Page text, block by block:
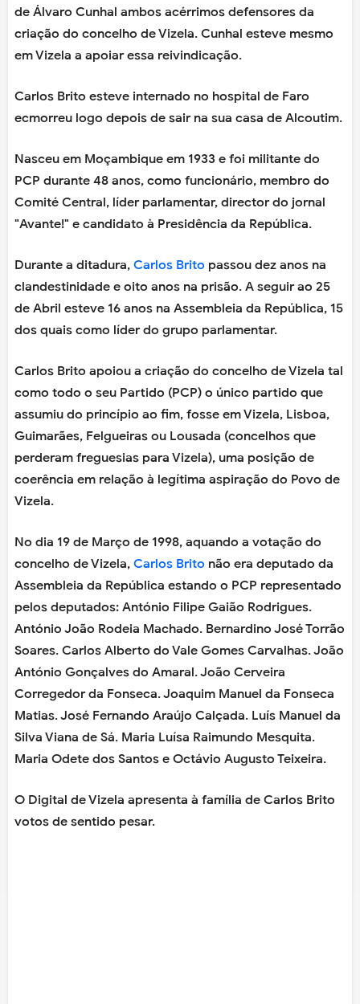
de Álvaro Cunhal ambos acérrimos defensores da
criação do concelho de Vizela. Cunhal esteve mesmo
em Vizela a apoiar essa reivindicação.
Carlos Brito esteve internado no hospital de Faro
ecmorreu logo depois de sair na sua casa de Alcoutim.
Nasceu em Moçambique em 1933 e foi militante do
PCP durante 48 anos, como funcionário, membro do
Comité Central, líder parlamentar, director do jornal
"Avante!" e candidato à Presidência da República.
Durante a ditadura, Carlos Brito passou dez anos na
clandestinidade e oito anos na prisão. A seguir ao 25
de Abril esteve 16 anos na Assembleia da República, 15
dos quais como líder do grupo parlamentar.
Carlos Brito apoiou a criação do concelho de Vizela tal
como todo o seu Partido (PCP) o único partido que
assumiu do princípio ao fim, fosse em Vizela, Lisboa,
Guimarães, Felgueiras ou Lousada (concelhos que
perderam freguesias para Vizela), uma posição de
coerência em relação à legítima aspiração do Povo de
Vizela.
No dia 19 de Março de 1998, aquando a votação do
concelho de Vizela, Carlos Brito não era deputado da
Assembleia da República estando o PCP representado
pelos deputados: António Filipe Gaião Rodrigues.
António João Rodeia Machado. Bernardino José Torrão
Soares. Carlos Alberto do Vale Gomes Carvalhas. João
António Gonçalves do Amaral. João Cerveira
Corregedor da Fonseca. Joaquim Manuel da Fonseca
Matias. José Fernando Araújo Calçada. Luís Manuel da
Silva Viana de Sá. Maria Luísa Raimundo Mesquita.
Maria Odete dos Santos e Octávio Augusto Teixeira.
O Digital de Vizela apresenta à família de Carlos Brito
votos de sentido pesar.